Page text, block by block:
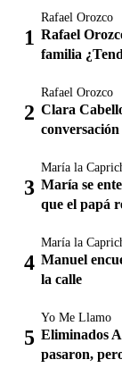
Rafael Orozco
Rafael
familia
Rafael Orozco
Clara
María la
María se
que el papá
María la
Manuel
la calle
Yo Me Llamo
Eliminados
pasaron,